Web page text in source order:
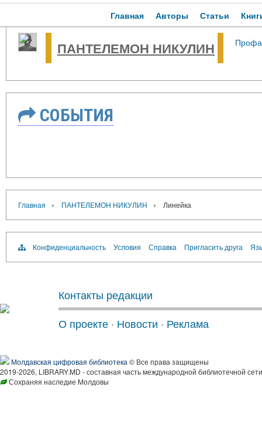
Главная Авторы Статьи
ПАНТЕЛЕМОН НИКУЛИН
СОБЫТИЯ
Главная › ПАНТЕЛЕМОН НИКУЛИН › Линейка
Конфиденциальность Условия Справка Пригласить друга
Контакты редакции
О проекте · Новости · Реклама
Молдавская цифровая библиотека © Все права защищены
2019-2026, LIBRARY.MD - составная часть международной библиотечной
Сохраняя наследие Молдовы